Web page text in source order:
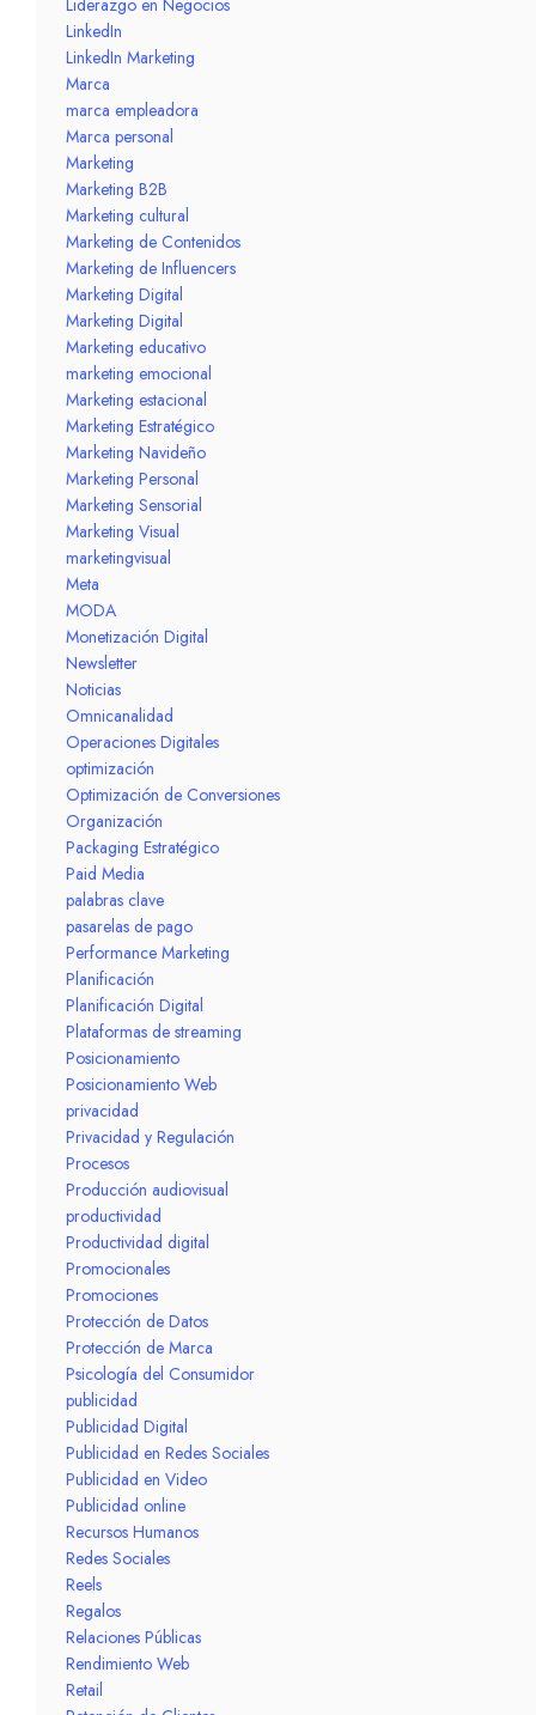
LinkedIn
LinkedIn Marketing
Marca
marca empleadora
Marca personal
Marketing
Marketing B2B
Marketing cultural
Marketing de Contenidos
Marketing de Influencers
Marketing Digital
Marketing Digital
Marketing educativo
marketing emocional
Marketing estacional
Marketing Estratégico
Marketing Navideño
Marketing Personal
Marketing Sensorial
Marketing Visual
marketingvisual
Meta
MODA
Monetización Digital
Newsletter
Noticias
Omnicanalidad
Operaciones Digitales
optimización
Optimización de Conversiones
Organización
Packaging Estratégico
Paid Media
palabras clave
pasarelas de pago
Performance Marketing
Planificación
Planificación Digital
Plataformas de streaming
Posicionamiento
Posicionamiento Web
privacidad
Privacidad y Regulación
Procesos
Producción audiovisual
productividad
Productividad digital
Promocionales
Promociones
Protección de Datos
Protección de Marca
Psicología del Consumidor
publicidad
Publicidad Digital
Publicidad en Redes Sociales
Publicidad en Video
Publicidad online
Recursos Humanos
Redes Sociales
Reels
Regalos
Relaciones Públicas
Rendimiento Web
Retail